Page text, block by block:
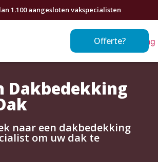
1.100 aangesloten vakspecialisten
Offerte?
Dakbedekking
naar een dakbedekking
om uw dak te